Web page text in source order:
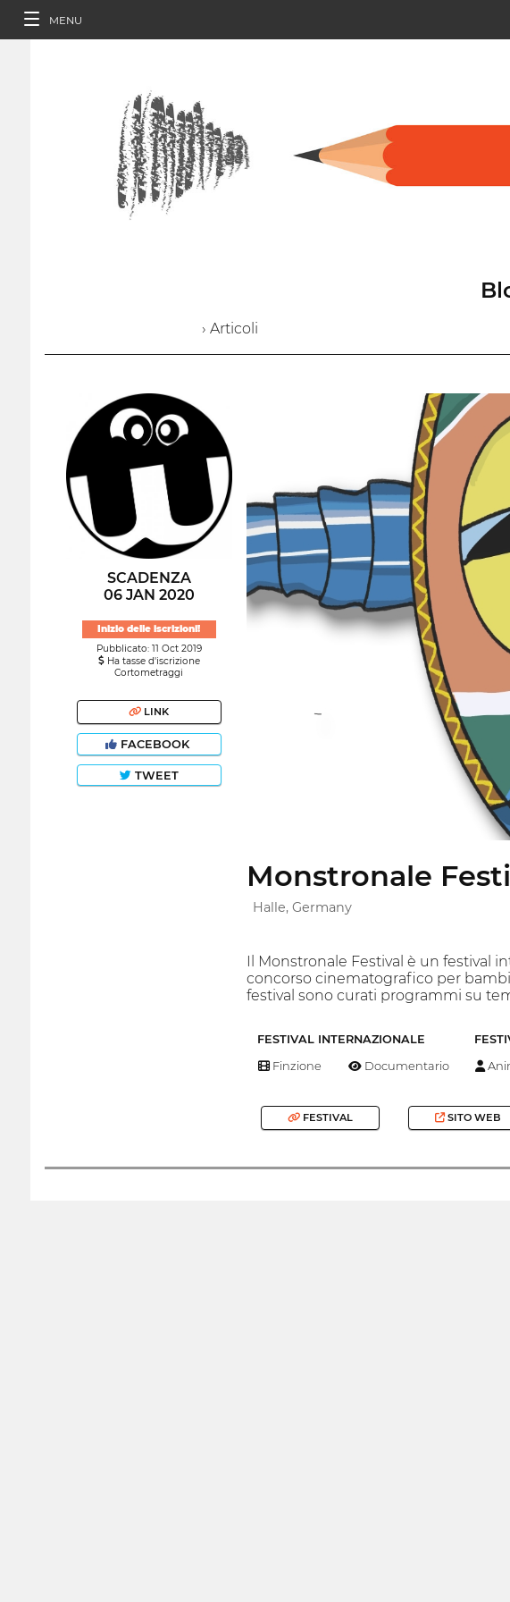
MENU
› Articoli
SCADENZA
06 JAN 2020
Inizio delle iscrizioni!
Pubblicato: 11 Oct 2019
Ha tasse d'iscrizione
Cortometraggi
LINK
FACEBOOK
TWEET
Monstronale
Halle, Germany
Il Monstronale Festival è un festival
concorso cinematografico per
festival sono curati programmi su
FESTIVAL INTERNAZIONALE
Finzione Documentario
FESTIVAL SITO WEB